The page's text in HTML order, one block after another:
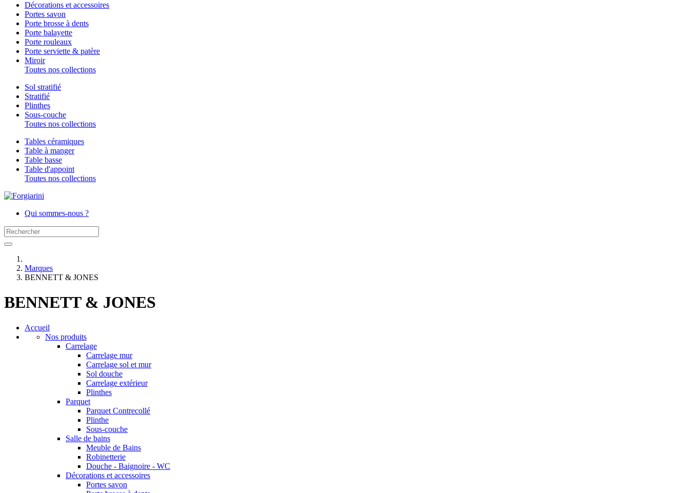
Décorations et accessoires
Portes savon
Porte brosse à dents
Porte balayette
Porte rouleaux
Porte serviette & patère
Miroir
Toutes nos collections
Sol stratifié
Stratifié
Plinthes
Sous-couche
Toutes nos collections
Tables céramiques
Table à manger
Table basse
Table d'appoint
Toutes nos collections
Qui sommes-nous ?
Marques
BENNETT & JONES
BENNETT & JONES
Accueil
Nos produits
Carrelage
Carrelage mur
Carrelage sol et mur
Sol douche
Carrelage extérieur
Plinthes
Parquet
Parquet Contrecollé
Plinthe
Sous-couche
Salle de bains
Meuble de Bains
Robinetterie
Douche - Baignoire - WC
Décorations et accessoires
Portes savon